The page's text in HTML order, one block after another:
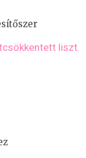
liszt